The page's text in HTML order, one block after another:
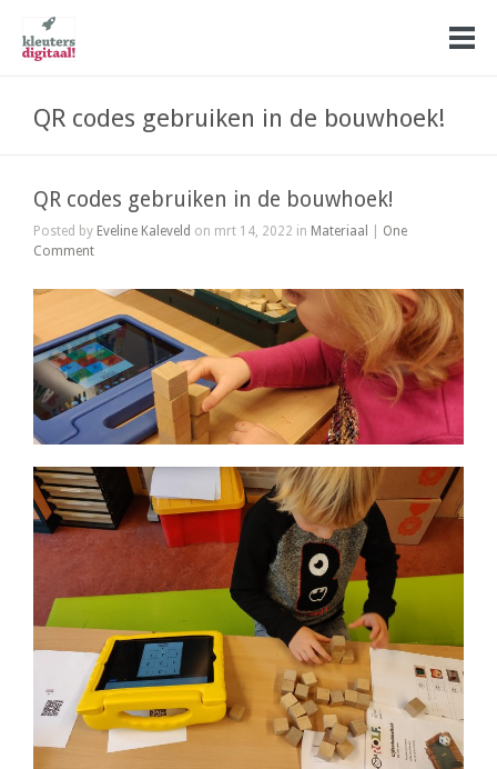
QR codes gebruiken in de bouwhoek!
QR codes gebruiken in de bouwhoek!
Posted by Eveline Kaleveld on mrt 14, 2022 in Materiaal
One
Comment